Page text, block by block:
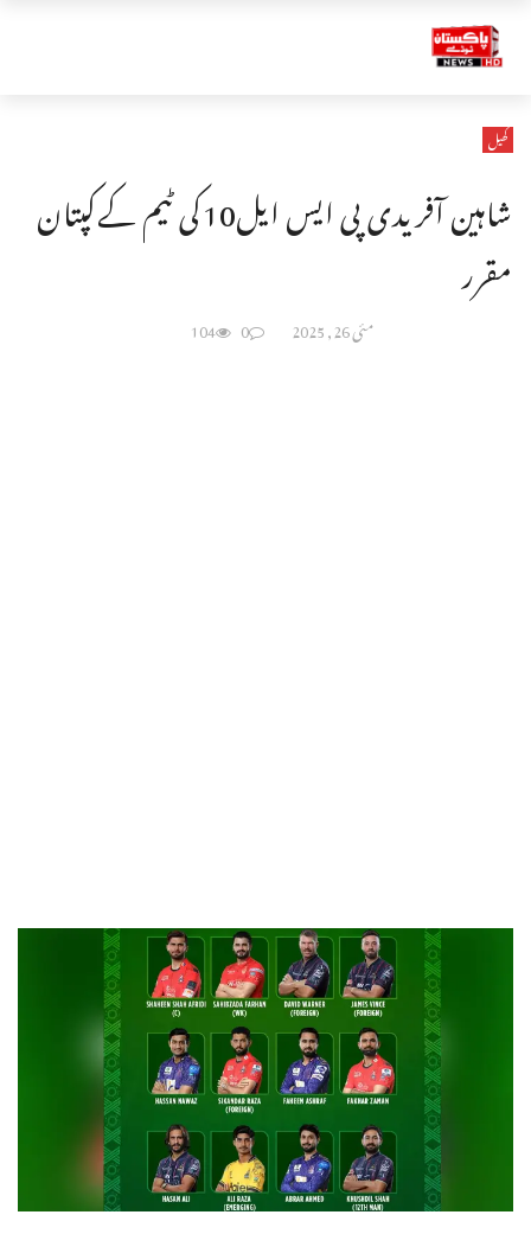
کھیل
شاہین آفریدی پی ایس ایل10کی ٹیم کےکپتان
مقرر
مئی 26, 2025 0
104